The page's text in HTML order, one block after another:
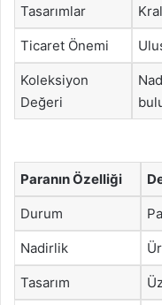
Tasarımlar
Ticaret Önemi
Koleksiyon
Değeri
Paranın Özelliği
Durum
Nadirlik
Tasarım